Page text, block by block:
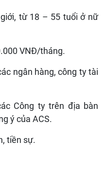
từ 18 – 55 tuổi ở nữ
VNĐ/tháng.
ngân hàng, công ty tài
Công ty trên địa bàn
ý của ACS.
tiền sự.